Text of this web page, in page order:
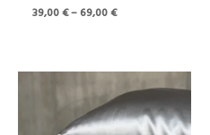
39,00€–69,00€
Hinnavahemik:
39,00 €
kuni
69,00 €